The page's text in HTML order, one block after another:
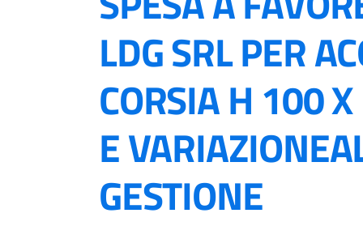
LDG SRL PER
CORSIA H 100
E
GESTIONE